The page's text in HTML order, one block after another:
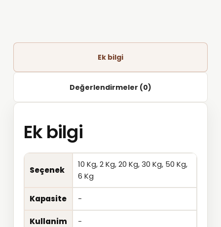
Ek bilgi
Değerlendirmeler (0)
Ek bilgi
Seçenek
10 Kg, 2 Kg, 20 Kg, 30 Kg, 50 Kg,
6 Kg
Kapasite -
Kullanim -